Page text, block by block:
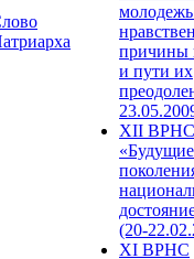
причины
и пути их
XII ВРНС
«Будущие
(20-
XI ВРНС